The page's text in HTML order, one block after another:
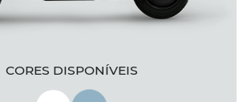
CORES DISPONÍVEIS